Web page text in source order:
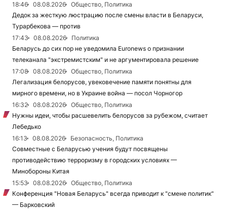
18:46
08.08.2026
Общество, Политика
Дедок за жесткую люстрацию после смены власти в Беларуси,
Турарбекова — против
17:43
08.08.2026
Политика
Беларусь до сих пор не уведомила Euronews о признании
телеканала "экстремистским" и не аргументировала решение
17:08
08.08.2026
Общество, Политика
Легализация белорусов, увековечение памяти понятны для
мирного времени, но в Украине война — посол Чорногор
16:32
08.08.2026
Общество, Политика
Нужны идеи, чтобы расшевелить белорусов за рубежом, считает
Лебедько
16:13
08.08.2026
Безопасность, Политика
Совместные с Беларусью учения будут посвящены
противодействию терроризму в городских условиях —
Минобороны Китая
15:53
08.08.2026
Общество, Политика
Конференция "Новая Беларусь" всегда приводит к "смене политик"
— Барковский